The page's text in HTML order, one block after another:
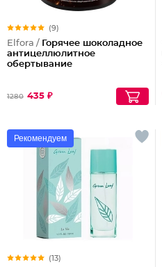
(9)
Elfora / Горячее шоколадное
антицеллюлитное
обертывание
1280 435 ₽
Рекомендуем
(13)